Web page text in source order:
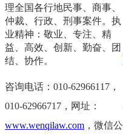
理全国各行地民事、商事、
仲裁、行政、刑事案件。执
业精神：敬业、专注、精
益、高效、创新、勤奋、团
结、协作。
咨询电话：010-62966117，
010-62966717， 网址：
www.wenqilaw.com ，微信公